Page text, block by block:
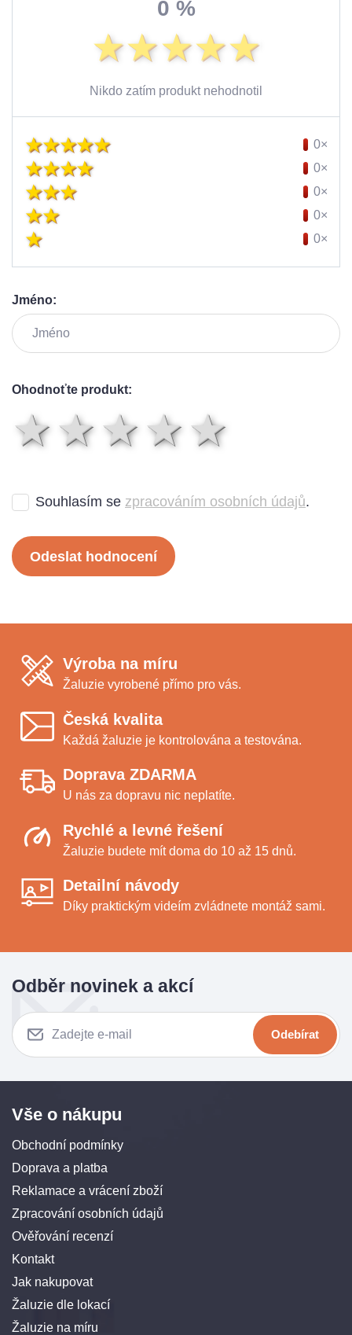
0 %
Nikdo zatím produkt nehodnotil
0×
0×
0×
0×
0×
Jméno:
Ohodnoťte produkt:
4
3 hvězdy
2 hvězdy
1 hvězda
Souhlasím se zpracováním osobních údajů.
Odeslat hodnocení
Výroba na míru
Žaluzie vyrobené přímo pro vás.
Česká kvalita
Každá žaluzie je kontrolována a testována.
Doprava ZDARMA
U nás za dopravu nic neplatíte.
Rychlé a levné řešení
Žaluzie budete mít doma do 10 až 15 dnů.
Detailní návody
Díky praktickým videím zvládnete montáž sami.
Odběr novinek a akcí
Odebírat
Vše o nákupu
Obchodní podmínky
Doprava a platba
Reklamace a vrácení zboží
Zpracování osobních údajů
Ověřování recenzí
Kontakt
Jak nakupovat
Žaluzie dle lokací
Žaluzie na míru